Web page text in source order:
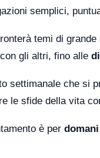
semplici,
temi di
gli altri, fino alle
settimanale che si
le sfide della vita
è per